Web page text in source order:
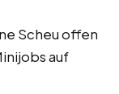
Scheu offen
auf